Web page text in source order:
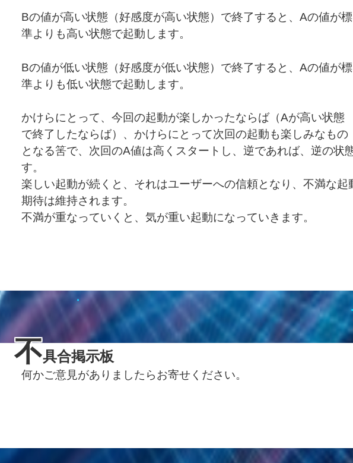
Bの値が高い状態（好感度が高い状態）で終了すると、Aの値が標
準よりも高い状態で起動します。
Bの値が低い状態（好感度が低い状態）で終了すると、Aの値が標
準よりも低い状態で起動します。
かけらにとって、今回の起動が楽しかったならば（Aが高い状態
で終了したならば）、かけらにとって次回の起動も楽しみなもの
となる筈で、次回のA値は高くスタートし、逆であれば、逆の状
す。
楽しい起動が続くと、それはユーザーへの信頼となり、不満な起
期待は維持されます。
不満が重なっていくと、気が重い起動になっていきます。
不具合掲示板
何かご意見がありましたらお寄せください。